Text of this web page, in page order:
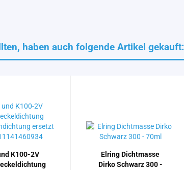
haben auch folgende Artikel gekauft:
K100-​2V
El­ring Dicht­mas­se
Dirko Schwarz 300 -